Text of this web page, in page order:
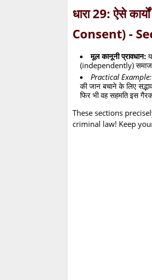
धारा 29: ऐसे
Consent) -
मूल कानूनी प्रावधान:
(independently)
Practical Example:
की जान बचाने के लिए
फिर भी वह सहमति इस
These sections
criminal law! Keep